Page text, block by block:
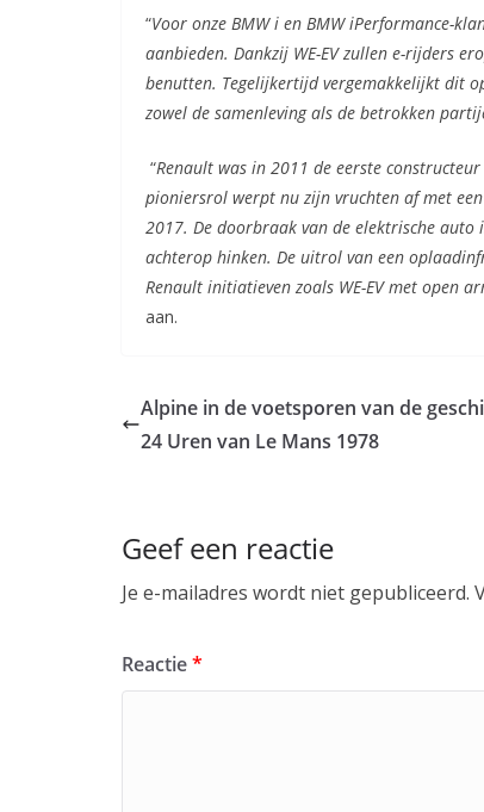
“Voor onze BMW i en BMW iPerformance-
aanbieden. Dankzij WE-EV zullen e-rijders
benutten. Tegelijkertijd vergemakkelijkt dit
zowel de samenleving als de betrokken
“Renault was in 2011 de eerste
pioniersrol werpt nu zijn vruchten af met
2017. De doorbraak van de elektrische auto
achterop hinken. De uitrol van een
Renault initiatieven zoals WE-EV met open
aan.
Alpine in de voetsporen van de
24 Uren van Le Mans 1978
Geef een reactie
Je e-mailadres wordt niet gepubliceerd.
Reactie*